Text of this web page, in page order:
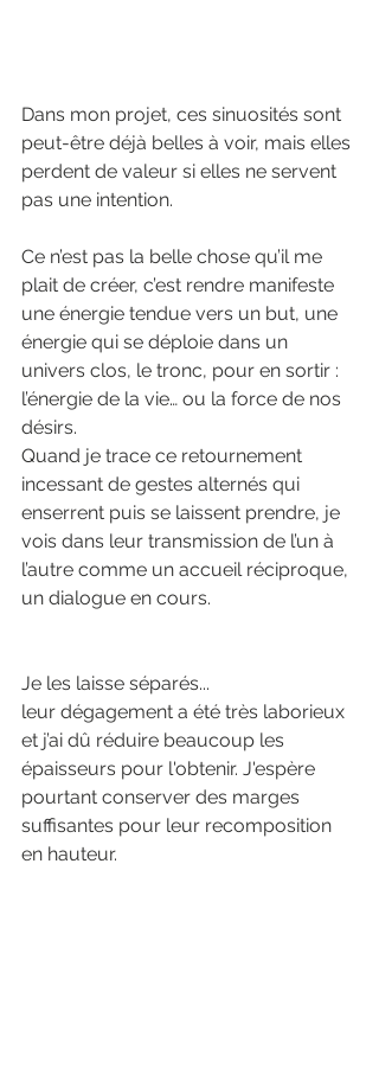
Dans mon projet, ces sinuosités sont
peut-être déjà belles à voir, mais elles
perdent de valeur si elles ne servent
pas une intention.
Ce n’est pas la belle chose qu’il me
plait de créer, c’est rendre manifeste
une énergie tendue vers un but, une
énergie qui se déploie dans un
univers clos, le tronc, pour en sortir :
l’énergie de la vie… ou la force de nos
désirs.
Quand je trace ce retournement
incessant de gestes alternés qui
enserrent puis se laissent prendre, je
vois dans leur transmission de l’un à
l’autre comme un accueil réciproque,
un dialogue en cours.
Je les laisse séparés...
leur dégagement a été très laborieux
et j’ai dû réduire beaucoup les
épaisseurs pour l'obtenir. J'espère
pourtant conserver des marges
suffisantes pour leur recomposition
en hauteur.